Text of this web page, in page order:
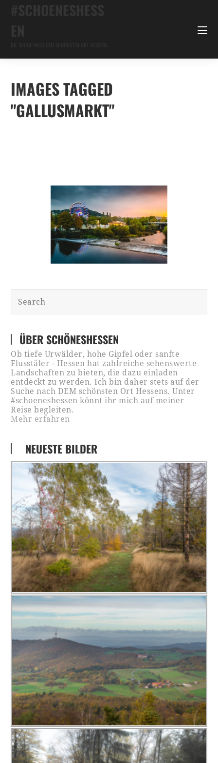
IMAGES TAGGED
"GALLUSMARKT"
ÜBER SCHÖNESHESSEN
Ob tiefe Urwälder, hohe Gipfel oder sanfte
Flusstäler - Hessen hat zahlreiche sehenswerte
Landschaften zu bieten, die dazu einladen
entdeckt zu werden. Ich bin daher stets auf der
Suche nach DEM schönsten Ort Hessens. Unter
#schoeneshessen könnt ihr mich auf meiner
Reise begleiten.
Mehr erfahren
NEUESTE BILDER